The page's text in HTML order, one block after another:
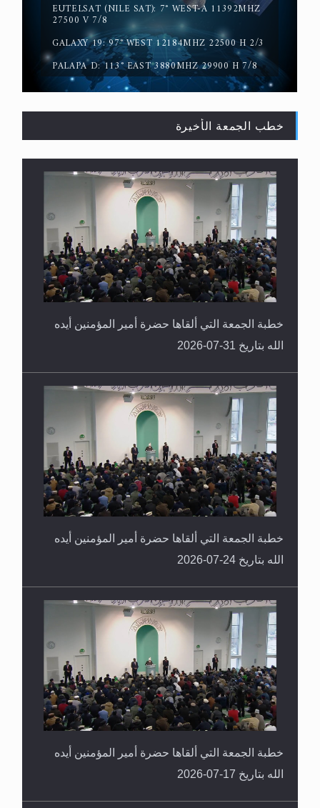
سورة التكوير تُنبئ بزمن بعثة المسيح الموعود عليه
حقيقة المسيح الدجال
EUTELSAT (NILE SAT): 7° WEST-A 11392MHZ
27500 V 7/8
GALAXY 19: 97° WEST 12184MHZ 22500 H 2/3
PALAPA D: 113° EAST 3880MHZ 29900 H 7/8
خطب الجمعة الأخيرة
خطبة الجمعة التي ألقاها حضرة أمير المؤمنين أيده
الله بتاريخ 31-07-2026
خطبة الجمعة التي ألقاها حضرة أمير المؤمنين أيده
الله بتاريخ 24-07-2026
خطبة الجمعة التي ألقاها حضرة أمير المؤمنين أيده
الله بتاريخ 17-07-2026